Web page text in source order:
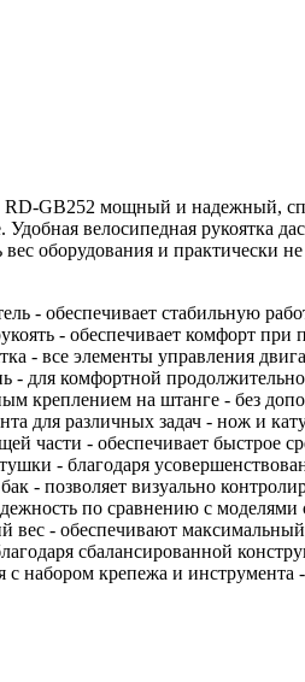
GB252 мощный и надежный,
Удобная велосипедная рукоятка
вес оборудования и практически
- обеспечивает стабильную
- обеспечивает комфорт при
- все элементы управления
- для комфортной
креплением на штанге - без
для различных задач - нож и
части - обеспечивает быстрое
- благодаря
- позволяет визуально
по сравнению с моделями
вес - обеспечивают
сбалансированной
с набором крепежа и инструмента